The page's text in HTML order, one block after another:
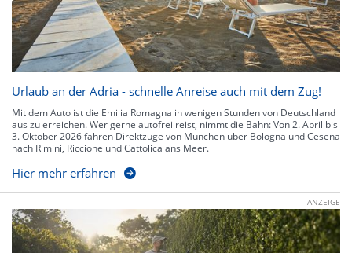
Urlaub an der Adria - schnelle Anreise auch mit dem Zug!
Mit dem Auto ist die Emilia Romagna in wenigen Stunden von Deutschland
aus zu erreichen. Wer gerne autofrei reist, nimmt die Bahn: Von 2. April bis
3. Oktober 2026 fahren Direktzüge von München über Bologna und Cesena
nach Rimini, Riccione und Cattolica ans Meer.
Hier mehr erfahren
ANZEIGE